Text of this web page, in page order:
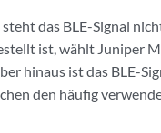
das BLE-Signal
ist, wählt Juniper
hinaus ist das BLE-
den häufig